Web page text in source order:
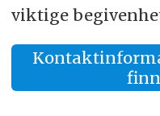
viktige